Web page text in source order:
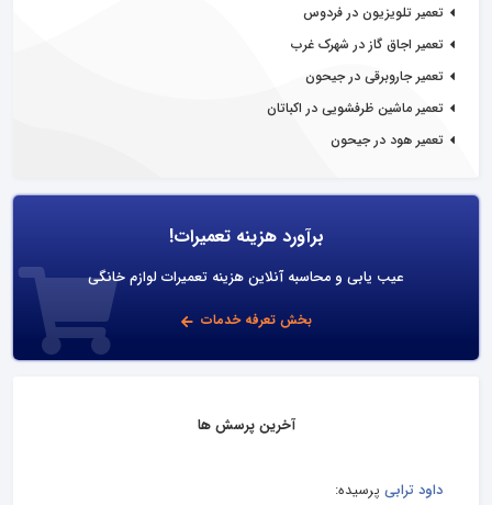
تعمیر تلویزیون در فردوس
تعمیر اجاق گاز در شهرک غرب
تعمیر جاروبرقی در جیحون
تعمیر ماشین ظرفشویی در اکباتان
تعمیر هود در جیحون
برآورد هزینه تعمیرات!
عیب یابی و محاسبه آنلاین هزینه تعمیرات لوازم خانگی
بخش تعرفه خدمات
آخرین پرسش ها
داود ترابی پرسیده: